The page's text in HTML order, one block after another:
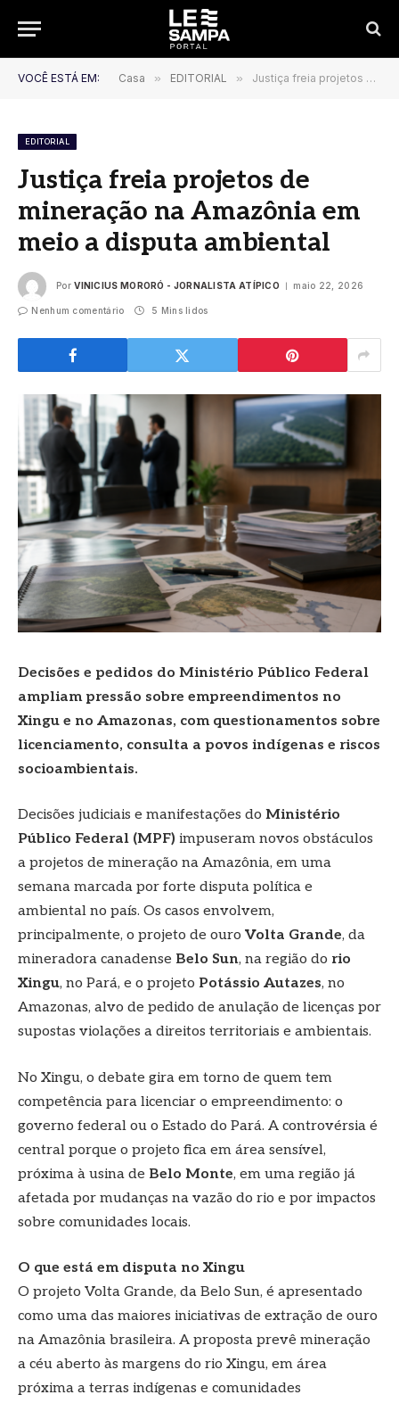
VOCÊ ESTÁ EM: Casa » EDITORIAL » Justiça freia projetos de mineração na Amazônia em meio a disputa ambiental
EDITORIAL
Justiça freia projetos de
mineração na Amazônia em
meio a disputa ambiental
Por VINICIUS MORORÓ - JORNALISTA ATÍPICO maio 22, 2026
Nenhum comentário 5 Mins lidos
Decisões e pedidos do Ministério Público Federal
ampliam pressão sobre empreendimentos no
Xingu e no Amazonas, com questionamentos sobre
licenciamento, consulta a povos indígenas e riscos
socioambientais.
Decisões judiciais e manifestações do Ministério
Público Federal (MPF) impuseram novos obstáculos
a projetos de mineração na Amazônia, em uma
semana marcada por forte disputa política e
ambiental no país. Os casos envolvem,
principalmente, o projeto de ouro Volta Grande, da
mineradora canadense Belo Sun, na região do rio
Xingu, no Pará, e o projeto Potássio Autazes, no
Amazonas, alvo de pedido de anulação de licenças por
supostas violações a direitos territoriais e ambientais.
No Xingu, o debate gira em torno de quem tem
competência para licenciar o empreendimento: o
governo federal ou o Estado do Pará. A controvérsia é
central porque o projeto fica em área sensível,
próxima à usina de Belo Monte, em uma região já
afetada por mudanças na vazão do rio e por impactos
sobre comunidades locais.
O que está em disputa no Xingu
O projeto Volta Grande, da Belo Sun, é apresentado
como uma das maiores iniciativas de extração de ouro
na Amazônia brasileira. A proposta prevê mineração
a céu aberto às margens do rio Xingu, em área
próxima a terras indígenas e comunidades